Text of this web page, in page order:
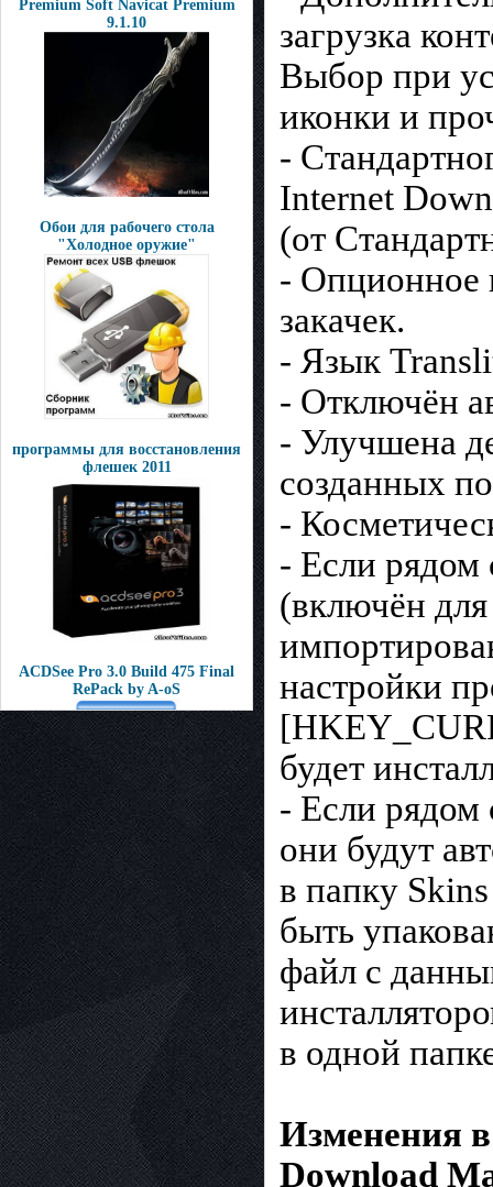
Premium Soft Navicat Premium
9.1.10
Обои для рабочего стола
"Холодное оружие"
программы для восстановления
флешек 2011
ACDSee Pro 3.0 Build 475 Final
RePack by A-oS
загрузка
Выбор при
иконки и
-
Internet
(от
- Опционное
закачек.
- Язык
- Отключён
- Улучшена
созданных
-
- Если рядом
(включён
настройки
будет
- Если рядом
они будут
в папку
быть
файл с
в одной
Изменения
Download